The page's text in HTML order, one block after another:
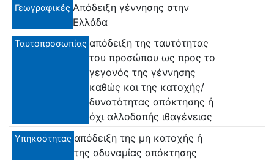
Γεωγραφικές Απόδειξη γέννησης στην
Ελλάδα
Ταυτοπροσωπίας απόδειξη της ταυτότητας
του προσώπου ως προς το
γεγονός της γέννησης
καθώς και της κατοχής/
δυνατότητας απόκτησης ή
όχι αλλοδαπής ιθαγένειας
Υπηκοότητας απόδειξη της μη κατοχής ή
της αδυναμίας απόκτησης